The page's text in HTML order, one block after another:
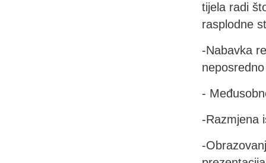
tijela radi
rasplodne
-Nabavka
-
-Razmjena
-